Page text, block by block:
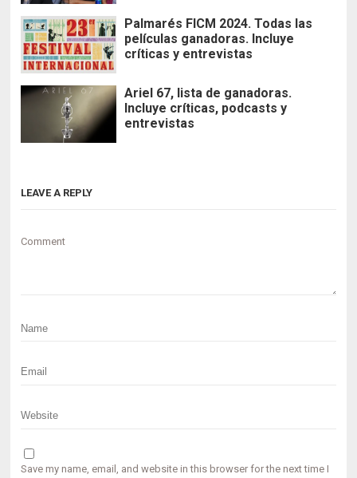
Palmarés FICM 2024. Todas las
películas ganadoras. Incluye
críticas y entrevistas
Ariel 67, lista de ganadoras.
Incluye críticas, podcasts y
entrevistas
LEAVE A REPLY
Comment
Save my name, email, and website in this browser for the next time I